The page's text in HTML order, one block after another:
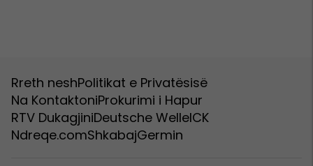
Rreth neshPolitikat e Privatësisë
Na KontaktoniProkurimi i Hapur
RTV DukagjiniDeutsche WelleICK
Ndreqe.comShkabajGermin